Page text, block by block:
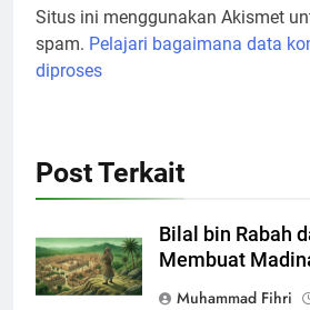
Situs ini menggunakan Akismet
spam. Pelajari bagaimana data
diproses
Post Terkait
Bilal bin Rabah
Membuat
Muhammad Fihri